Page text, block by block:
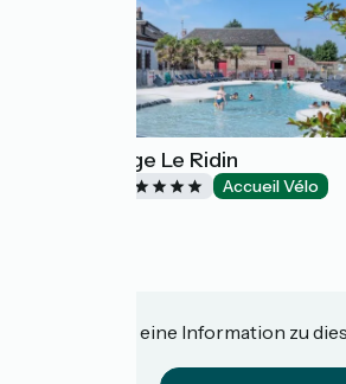
Yelloh! Village Le Ridin
Accueil Vélo
Haben Sie eine Information zu